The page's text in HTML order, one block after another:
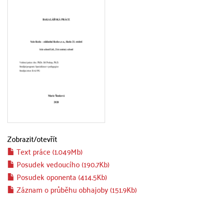
Zobrazit/otevřít
Text práce (1.049Mb)
Posudek vedoucího (190.7Kb)
Posudek oponenta (414.5Kb)
Záznam o průběhu obhajoby (151.9Kb)